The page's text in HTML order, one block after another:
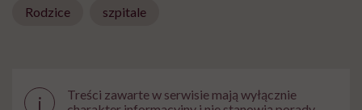
Rodzice szpitale
i
Treści zawarte w serwisie mają wyłącznie